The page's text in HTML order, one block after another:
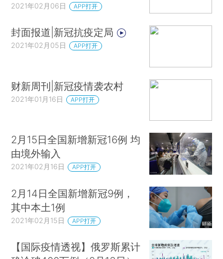
2021年02月06日 APP打开
封面报道|新冠抗疫定局
2021年02月05日 APP打开
财新周刊|新冠疫情袭农村
2021年01月16日 APP打开
2月15日全国新增新冠16例 均
由境外输入
2021年02月16日 APP打开
2月14日全国新增新冠9例，
其中本土1例
2021年02月15日 APP打开
【国际疫情透视】俄罗斯累计